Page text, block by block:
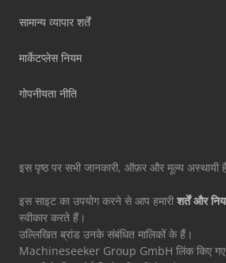
सामान्य व्यापार शर्तें
मार्केटप्लेस नियम
गोपनीयता नीति
इस पृष्ठ पर सभी जानकारी, ऑफ़र और मूल्य अस्थायी
इस साइट का उपयोग करने से आप हमारी शर्तें और
स्वीकार करते हैं।
उल्लिखित ब्रांड उनके संबंधित मालिकों के हैं।
Machineseeker Group GmbH लिंक किए गए